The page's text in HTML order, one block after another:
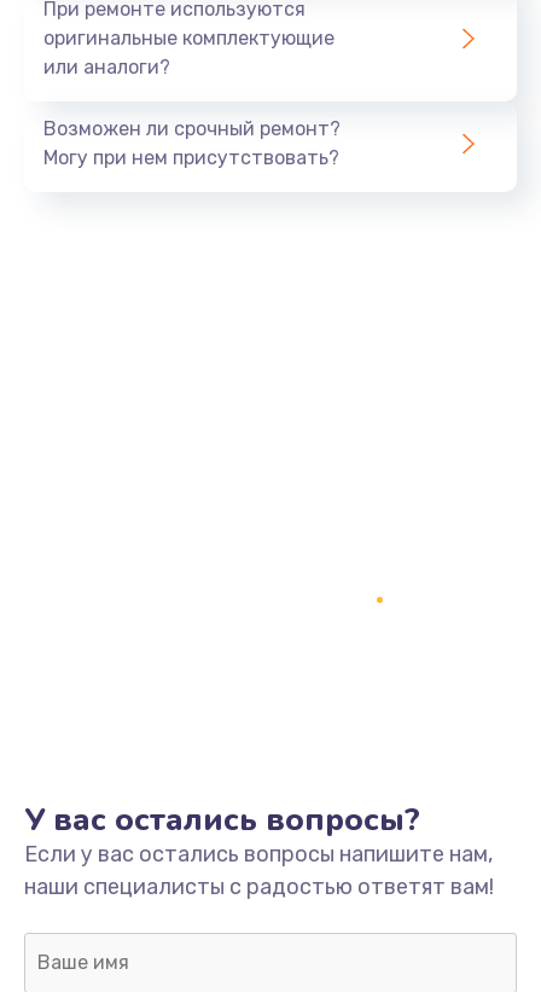
При ремонте используются
оригинальные комплектующие
или аналоги?
Возможен ли срочный ремонт?
Могу при нем присутствовать?
У вас остались вопросы?
Если у вас остались вопросы напишите нам,
наши специалисты с радостью ответят вам!